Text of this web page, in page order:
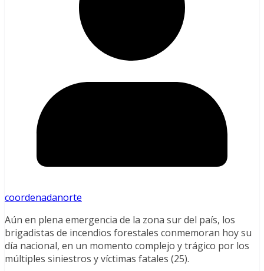
coordenadanorte
Aún en plena emergencia de la zona sur del país, los
brigadistas de incendios forestales conmemoran hoy su
día nacional, en un momento complejo y trágico por los
múltiples siniestros y víctimas fatales (25).